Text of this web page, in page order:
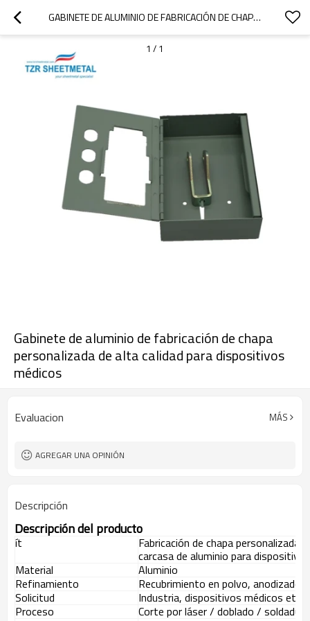
GABINETE DE ALUMINIO DE FABRICACIÓN DE CHAPA PERSONALIZADA DE ALTA CALIDAD PARA DISPOSITIVOS MÉDICOS
1 / 1
Gabinete de aluminio de fabricación de chapa
personalizada de alta calidad para dispositivos
médicos
Evaluacion MÁS
AGREGAR UNA OPINIÓN
Descripción
Descripción del producto
ít Fabricación de chapa personalizada
carcasa de aluminio para dispositivo
Material
Aluminio
Refinamiento
Recubrimiento en polvo, anodizado,
Solicitud
Industria, dispositivos médicos etc.
Proceso
Corte por láser / doblado /